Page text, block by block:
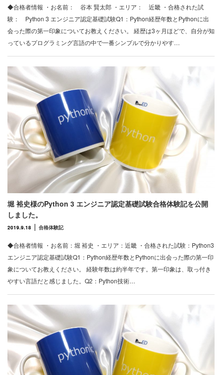
◆合格者情報 ・お名前： 谷本 賢太郎 ・エリア： 近畿 ・合格された試
験： Python 3 エンジニア認定基礎試験Q1：Python経歴年数とPythonに出
会った際の第一印象についてお教えください。 経歴は3ヶ月ほどで、自分が知
っているプログラミング言語の中で一番シンプルで分かりやす…
堀 裕史様のPython 3 エンジニア認定基礎試験合格体験記を公開
しました。
2019.9.18 合格体験記
◆合格者情報 ・お名前：堀 裕史 ・エリア：近畿 ・合格された試験：Python3
エンジニア認定基礎試験Q1：Python経歴年数とPythonに出会った際の第一印
象についてお教えください。 経験年数は約半年です。第一印象は、取っ付き
やすい言語だと感じました。Q2：Python技術…